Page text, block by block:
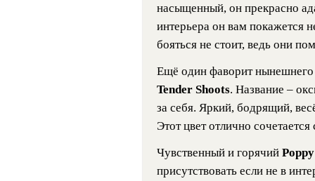
насыщенный, он прекрасно
интерьера он вам покажется
бояться не стоит, ведь они
Ещё один фаворит нынешнего
Tender Shoots. Название –
за себя. Яркий, бодрящий,
Этот цвет отлично
Чувственный и горячий
присутствовать если не в